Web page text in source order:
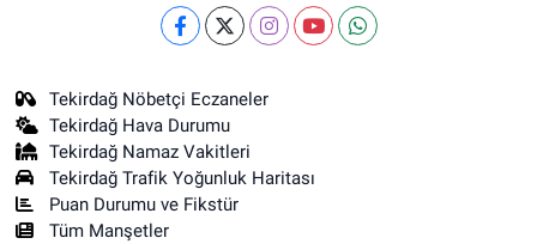
Tekirdağ Nöbetçi Eczaneler
Tekirdağ Hava Durumu
Tekirdağ Namaz Vakitleri
Tekirdağ Trafik Yoğunluk Haritası
Puan Durumu ve Fikstür
Tüm Manşetler